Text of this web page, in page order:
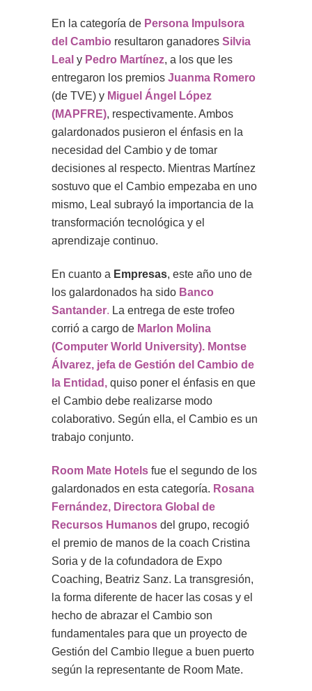
En la categoría de Persona Impulsora
del Cambio resultaron ganadores Silvia
Leal y Pedro Martínez, a los que les
entregaron los premios Juanma Romero
(de TVE) y Miguel Ángel López
(MAPFRE), respectivamente. Ambos
galardonados pusieron el énfasis en la
necesidad del Cambio y de tomar
decisiones al respecto. Mientras Martínez
sostuvo que el Cambio empezaba en uno
mismo, Leal subrayó la importancia de la
transformación tecnológica y el
aprendizaje continuo.
En cuanto a Empresas, este año uno de
los galardonados ha sido Banco
Santander. La entrega de este trofeo
corrió a cargo de Marlon Molina
(Computer World University). Montse
Álvarez, jefa de Gestión del Cambio de
la Entidad, quiso poner el énfasis en que
el Cambio debe realizarse modo
colaborativo. Según ella, el Cambio es un
trabajo conjunto.
Room Mate Hotels fue el segundo de los
galardonados en esta categoría. Rosana
Fernández, Directora Global de
Recursos Humanos del grupo, recogió
el premio de manos de la coach Cristina
Soria y de la cofundadora de Expo
Coaching, Beatriz Sanz. La transgresión,
la forma diferente de hacer las cosas y el
hecho de abrazar el Cambio son
fundamentales para que un proyecto de
Gestión del Cambio llegue a buen puerto
según la representante de Room Mate.